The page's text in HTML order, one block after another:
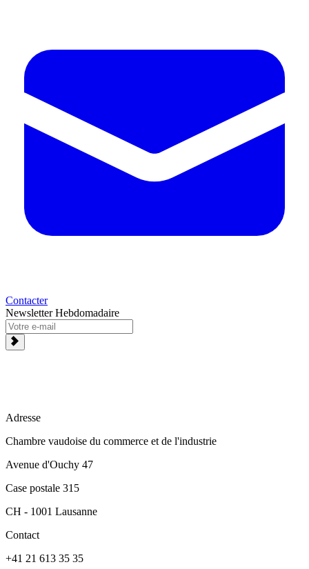
Contacter
Newsletter Hebdomadaire
Adresse
Chambre vaudoise du commerce et de l'industrie
Avenue d'Ouchy 47
Case postale 315
CH - 1001 Lausanne
Contact
+41 21 613 35 35